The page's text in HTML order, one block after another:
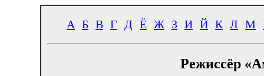
А Б В Г Д Ё Ж З И Й К Л М
Режиссёр